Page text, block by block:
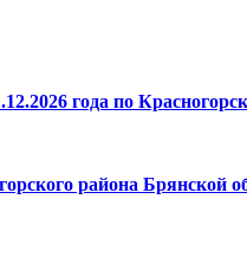
года по
района Брянской